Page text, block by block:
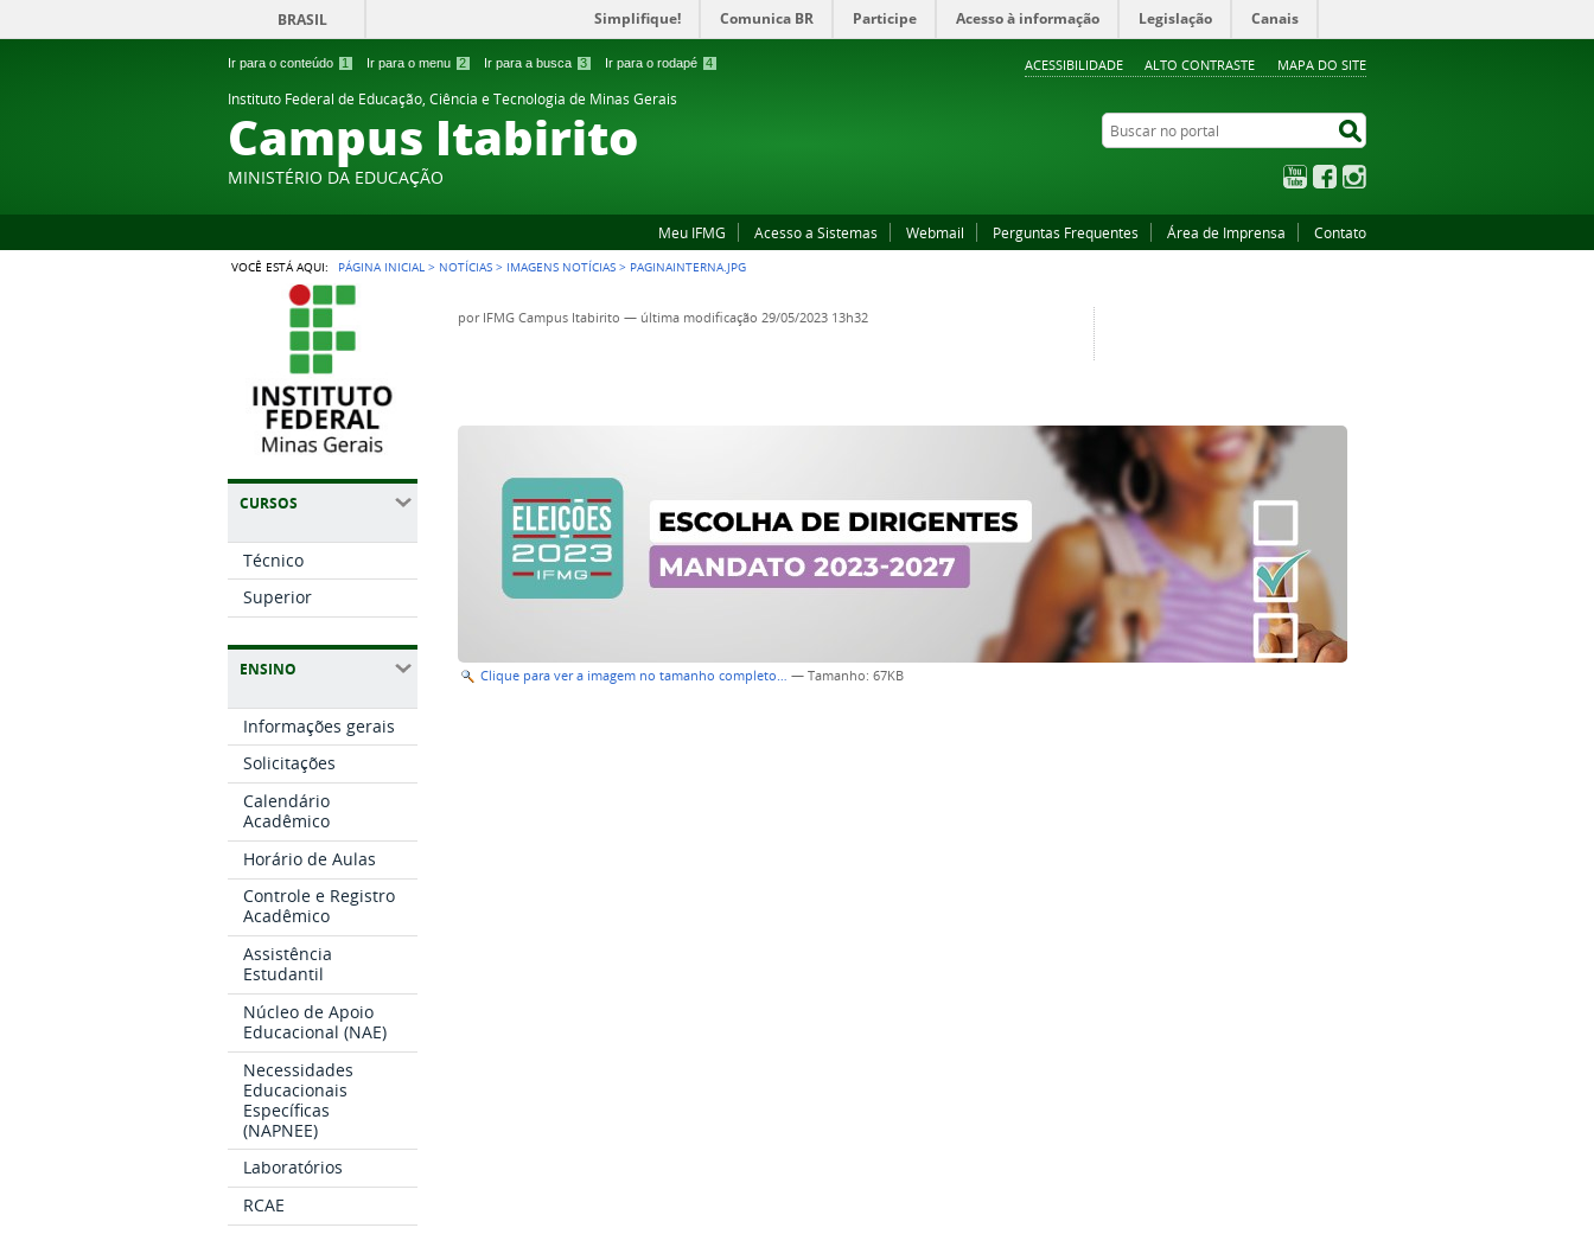
Ir para o conteúdo 1 Ir para o menu 2 Ir para a busca 3 Ir para o rodapé 4 ACESSIBILIDADE ALTO CONTRASTE MAPA DO SITE
BRASIL Simplifique! Comunica BR Participe Acesso à informação Legislação Canais
Instituto Federal de Educação, Ciência e Tecnologia de Minas Gerais
Campus Itabirito
MINISTÉRIO DA EDUCAÇÃO
Buscar no portal
YouTubeFacebook
Meu IFMG Acesso a Sistemas Webmail Perguntas Frequentes Área de Imprensa Contato
VOCÊ ESTÁ AQUI: PÁGINA INICIAL > NOTÍCIAS > IMAGENS NOTÍCIAS > PAGINAINTERNA.JPG
CURSOS
Técnico
Superior
ENSINO
Informações gerais
Solicitações
Calendário
Acadêmico
Horário de Aulas
Controle e Registro
Acadêmico
Assistência
Estudantil
Núcleo de Apoio
Educacional (NAE)
Necessidades
Educacionais
Específicas
(NAPNEE)
Laboratórios
RCAE
por IFMG Campus Itabirito — última modificação 29/05/2023 13h32
Clique para ver a imagem no tamanho completo… —Tamanho: 67KB